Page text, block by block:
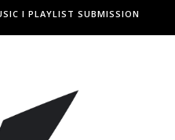
I PLAYLIST SUBMISSION